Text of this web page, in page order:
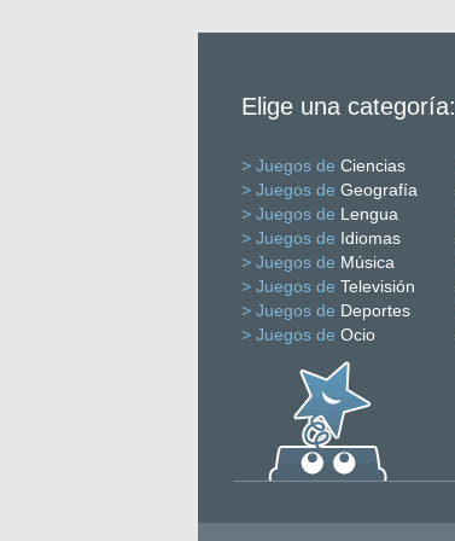
Elige una categoría:
> Juegos de Ciencias
> Juegos de Geografía
> Juegos de Lengua
> Juegos de Idiomas
> Juegos de Música
> Juegos de Televisión
> Juegos de Deportes
> Juegos de Ocio